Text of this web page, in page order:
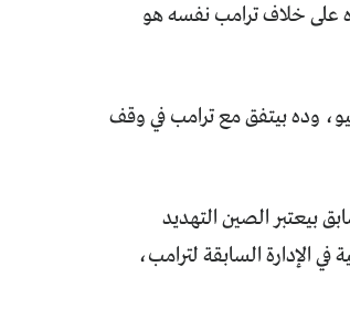
على خلاف ترامب نفسه هو
وده بيتفق مع ترامب في وقف
بيعتبر الصين التهديد
الإدارة السابقة لترامب،